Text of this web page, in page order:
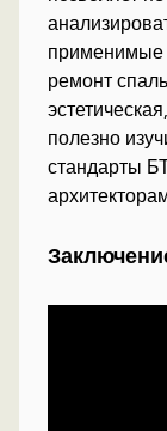
применимые
ремонт
полезно
стандарты